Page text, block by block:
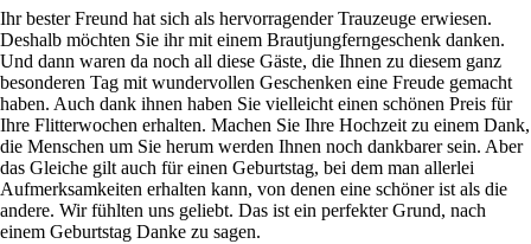
Ihr bester Freund hat sich als hervorragender Trauzeuge erwiesen.
Deshalb möchten Sie ihr mit einem Brautjungferngeschenk danken.
Und dann waren da noch all diese Gäste, die Ihnen zu diesem ganz
besonderen Tag mit wundervollen Geschenken eine Freude gemacht
haben. Auch dank ihnen haben Sie vielleicht einen schönen Preis für
Ihre Flitterwochen erhalten. Machen Sie Ihre Hochzeit zu einem Dank,
die Menschen um Sie herum werden Ihnen noch dankbarer sein. Aber
das Gleiche gilt auch für einen Geburtstag, bei dem man allerlei
Aufmerksamkeiten erhalten kann, von denen eine schöner ist als die
andere. Wir fühlten uns geliebt. Das ist ein perfekter Grund, nach
einem Geburtstag Danke zu sagen.